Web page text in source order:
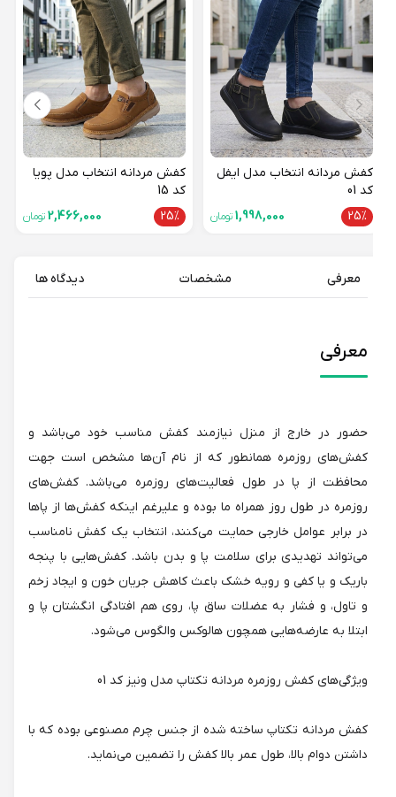
کفش مردانه انتخاب مدل ایفل
25%
1,998,000تومان
کفش مردانه انتخاب مدل پویا
25%
2,466,000تومان
معرفی مشخصات دیدگاه ها
معرفی
حضور در خارج از منزل نیازمند کفش مناسب خود می‌باشد و
کفش‌های روزمره همانطور که از نام آن‌ها مشخص است جهت
محافظت از پا در طول فعالیت‌های روزمره می‌باشد. کفش‌های
روزمره در طول روز همراه ما بوده و علیرغم اینکه کفش‌ها از پاها
در برابر عوامل خارجی حمایت می‌کنند، انتخاب یک کفش نامناسب
می‌تواند تهدیدی برای سلامت پا و بدن باشد. کفش‌هایی با پنجه
باریک و یا کفی و رویه خشک باعث کاهش جریان خون و ایجاد زخم
و تاول، و فشار به عضلات ساق پا، روی هم افتادگی انگشتان پا و
ابتلا به عارضه‌هایی همچون هالوکس والگوس می‌شود.
ویژگی‌های کفش روزمره مردانه تکتاپ مدل ونیز کد 01
کفش مردانه تکتاپ ساخته شده از جنس چرم مصنوعی بوده که با
داشتن دوام بالا، طول عمر بالا کفش را تضمین می‌نماید.